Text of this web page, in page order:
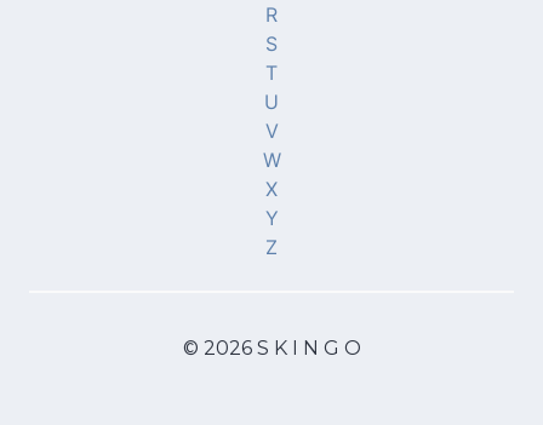
R
S
T
U
V
W
X
Y
Z
© 2026 S K I N G O